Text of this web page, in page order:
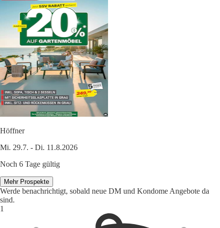
Höffner
Mi. 29.7. - Di. 11.8.2026
Noch 6 Tage gültig
Mehr Prospekte
Werde benachrichtigt, sobald neue DM und Kondome Angebote da
sind.
1